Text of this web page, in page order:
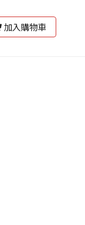
加入購物車